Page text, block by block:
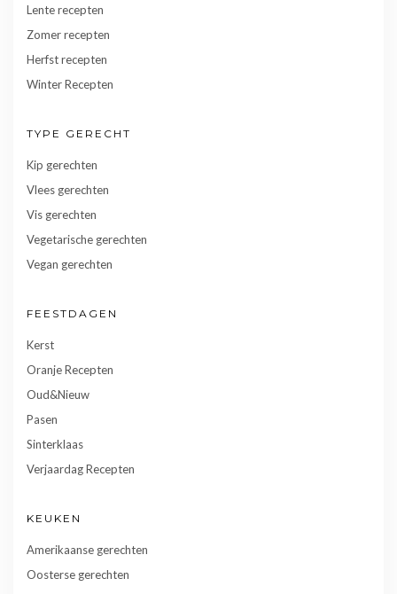
Lente recepten
Zomer recepten
Herfst recepten
Winter Recepten
TYPE GERECHT
Kip gerechten
Vlees gerechten
Vis gerechten
Vegetarische gerechten
Vegan gerechten
FEESTDAGEN
Kerst
Oranje Recepten
Oud&Nieuw
Pasen
Sinterklaas
Verjaardag Recepten
KEUKEN
Amerikaanse gerechten
Oosterse gerechten